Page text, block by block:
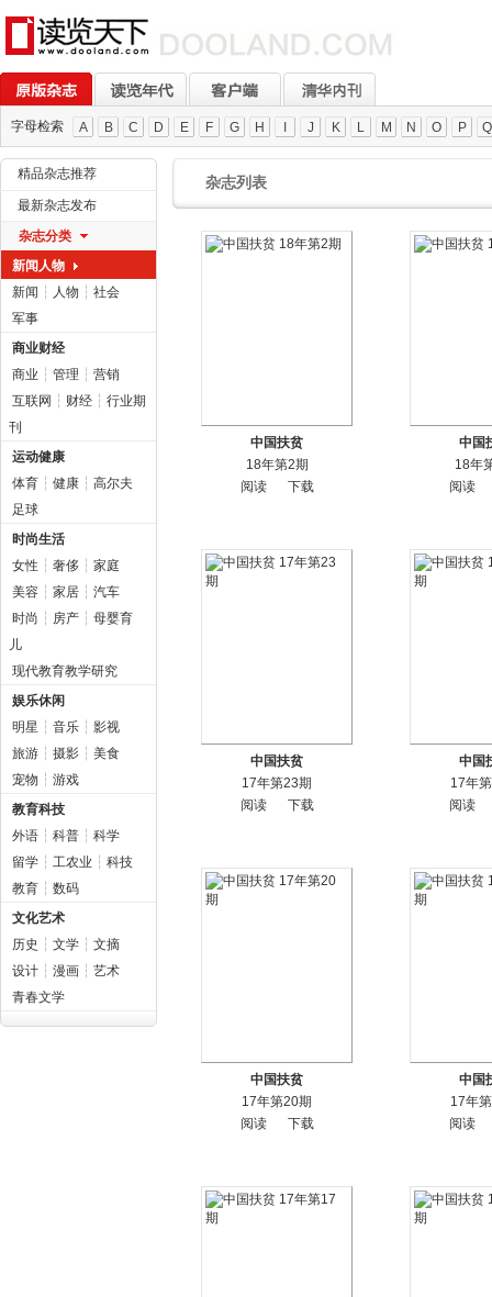
字母检索 A B C D E F G H J K L M N O P Q
精品杂志推荐
最新杂志发布
杂志分类
新闻人物
新闻 ┆ 人物 ┆ 社会
军事
商业财经
商业 ┆ 管理 ┆ 营销
互联网 ┆ 财经 ┆ 行业期
刊
运动健康
体育 ┆ 健康 ┆ 高尔夫
足球
时尚生活
女性 ┆ 奢侈 ┆ 家庭
美容 ┆ 家居 ┆ 汽车
时尚 ┆ 房产 ┆ 母婴育
儿
现代教育教学研究
娱乐休闲
明星 ┆ 音乐 ┆ 影视
旅游 ┆ 摄影 ┆ 美食
宠物 ┆ 游戏
教育科技
外语 ┆ 科普 ┆ 科学
留学 ┆ 工农业 ┆ 科技
教育 ┆ 数码
文化艺术
历史 ┆ 文学 ┆ 文摘
设计 ┆ 漫画 ┆ 艺术
青春文学
杂志列表
中国扶贫
18年第2期
阅读
下载
中国
18年
阅读
中国扶贫
17年第23期
阅读
下载
中国
17年
阅读
中国扶贫
17年第20期
阅读
下载
中国
17年
阅读